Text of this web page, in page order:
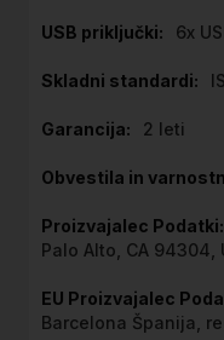
6x
2 leti
Palo Alto, CA 94304,
Barcelona Španija,